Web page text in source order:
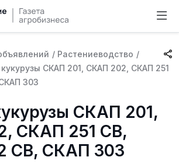
/ Растениеводство /
СКАП 201, СКАП 202, СКАП 251
303
СКАП 201,
СКАП 251 СВ,
СВ, СКАП 303